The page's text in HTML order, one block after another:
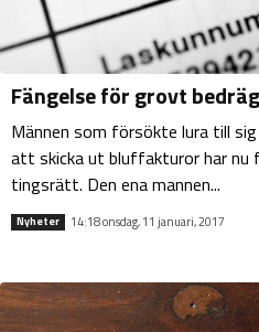
Fängelse för grovt
Männen som försökte lura till
att skicka ut bluffakturor har nu
tingsrätt. Den ena mannen...
Nyheter 14:18 onsdag, 11 januari, 2017